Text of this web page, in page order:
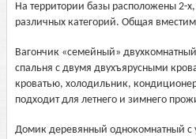
На территории базы расположены 2-
различных категорий. Общая
Вагончик «семейный»
спальня с двумя двухъярусными
кроватью, холодильник,
подходит для летнего и зимнего
Домик деревянный однокомнатный с